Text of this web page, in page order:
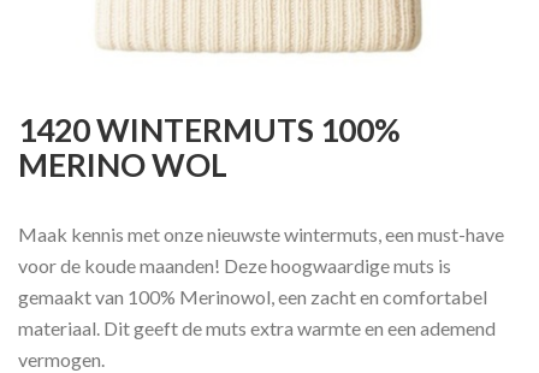
1420 WINTERMUTS 100%
MERINO WOL
Maak kennis met onze nieuwste wintermuts, een must-have
voor de koude maanden! Deze hoogwaardige muts is
gemaakt van 100% Merinowol, een zacht en comfortabel
materiaal. Dit geeft de muts extra warmte en een ademend
vermogen.